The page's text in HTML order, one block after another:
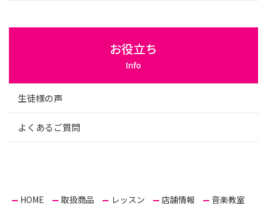
お役立ち
Info
生徒様の声
よくあるご質問
HOME 取扱商品 レッスン 店舗情報 音楽教室